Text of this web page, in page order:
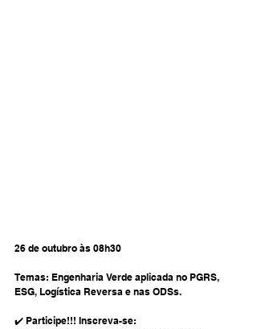
26 de outubro às 08h30
Temas: Engenharia Verde aplicada no PGRS,
ESG, Logística Reversa e nas ODSs.
✔️ Participe!!! Inscreva-se: